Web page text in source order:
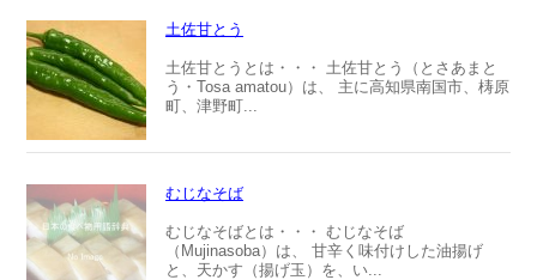
土佐甘とう
土佐甘とうとは・・・ 土佐甘とう（とさあまと
う・Tosa amatou）は、 主に高知県南国市、梼原
町、津野町...
むじなそば
むじなそばとは・・・ むじなそば
（Mujinasoba）は、 甘辛く味付けした油揚げ
と、天かす（揚げ玉）を、い...